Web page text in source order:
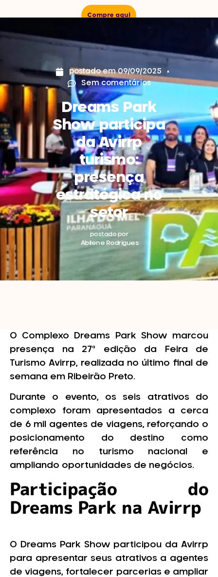
Compre aqui
postado em 09/09/2025
Sem comentários
Dreams Park
Show participa
da Avirrp
turismo:
presença
estratégica no
setor
postado por
Abilene Rodrigues
O Complexo Dreams Park Show marcou
presença na 27ª edição da Feira de
Turismo Avirrp, realizada no último final de
semana em Ribeirão Preto.
Durante o evento, os seis atrativos do
complexo foram apresentados a cerca
de 6 mil agentes de viagens, reforçando o
posicionamento do destino como
referência no turismo nacional e
ampliando oportunidades de negócios.
Participação do
Dreams Park na Avirrp
O Dreams Park Show participou da Avirrp
para apresentar seus atrativos a agentes
de viagens, fortalecer parcerias e ampliar